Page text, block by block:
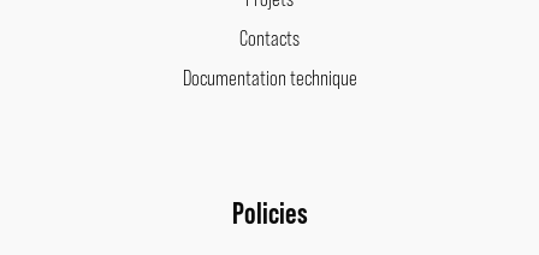
Contacts
Documentation technique
Policies